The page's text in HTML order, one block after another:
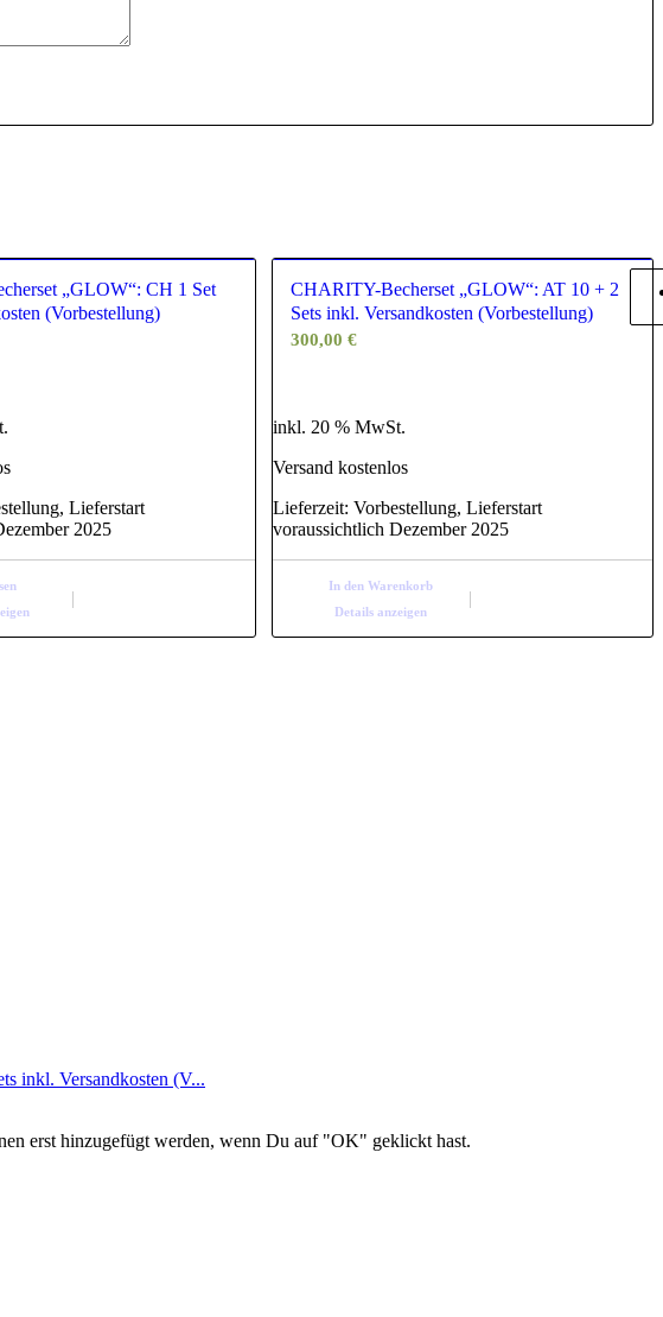
„GLOW“: CH 1 Set
(Vorbestellung)
Lieferstart
2025
CHARITY-Becherset „GLOW“: AT 10 + 2
Sets inkl. Versandkosten (Vorbestellung)
300,00 €
inkl. 20 % MwSt.
Versand kostenlos
Lieferzeit: Vorbestellung, Lieferstart
voraussichtlich Dezember 2025
In den Warenkorb
Details anzeigen
inkl. Versandkosten (V...
erst hinzugefügt werden, wenn Du auf "OK" geklickt hast.